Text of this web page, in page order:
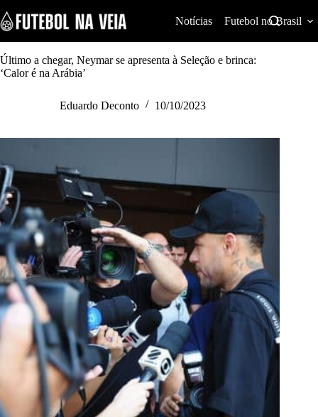
k
i
p
t
o
Notícias Futebol no Brasil
Último a chegar, Neymar se apresenta à Seleção e brinca:
‘Calor é na Arábia’
Eduardo Deconto 10/10/2023